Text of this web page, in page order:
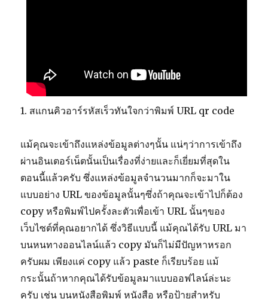
1. สแกนคิวอาร์รหัสเร็วทันใจกว่าพิมพ์ URL qr code
แม้คุณจะเข้าถึงแหล่งข้อมูลต่างๆนั้น แน่ๆว่าการเข้าถึง
ผ่านอินเตอร์เน็ตนั้นเป็นเรื่องที่ง่ายและก็เยี่ยมที่สุดใน
ตอนนี้แล้วครับ ซึ่งแหล่งข้อมูลจำนวนมากก็จะมาใน
แบบอย่าง URL ของข้อมูลนั้นๆซึ่งถ้าคุณจะเข้าไปก็ต้อง
copy หรือพิมพ์ไปครั้งละตัวเพื่อเข้า URL นั้นๆของ
เว็บไซต์ที่คุณอยากได้ ซึ่งวิธีแบบนี้ แม้คุณได้รับ URL มา
บนหนทางออนไลน์แล้ว copy มันก็ไม่มีปัญหาหรอก
ครับผม เพียงแค่ copy แล้ว paste ก็เรียบร้อย แม้
กระนั้นถ้าหากคุณได้รับข้อมูลมาแบบออฟไลน์ล่ะนะ
ครับ เช่น บนหนังสือพิมพ์ หนังสือ หรือป้ายสำหรับ